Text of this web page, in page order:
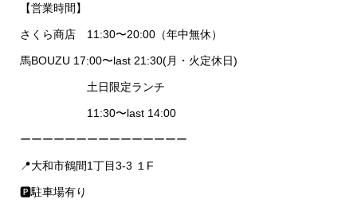
【営業時間】
さくら商店 11:30〜20:00（年中無休）
馬BOUZU 17:00〜last 21:30(月・火定休日)
土日限定ランチ
11:30〜last 14:00
ーーーーーーーーーーーーーーー
📍大和市鶴間1丁目3-3 １F
🅿️駐車場有り